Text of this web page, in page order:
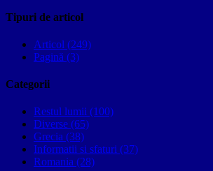
Tipuri de articol
Articol (249)
Pagină (3)
Categorii
Restul lumii (100)
Diverse (65)
Grecia (38)
Informatii si sfaturi (37)
Romania (28)